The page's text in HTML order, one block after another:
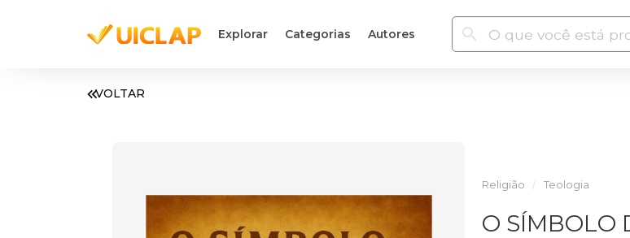
Explorar Categorias Autores
VOLTAR
Religião Teologia
O SÍMBOLO